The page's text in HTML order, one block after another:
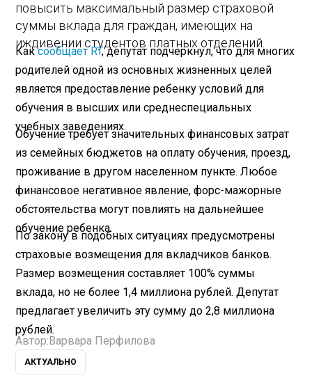
повысить максимальный размер страховой
суммы вклада для граждан, имеющих на
иждивении студентов платных отделений.
Каксообщает RT, депутат подчеркнул, что для многих
родителей одной из основных жизненных целей
является предоставление ребенку условий для
обучения в высших или среднеспециальных
учебных заведениях.
Обучение требует значительных финансовых затрат
из семейных бюджетов на оплату обучения, проезд,
проживание в другом населенном пункте. Любое
финансовое негативное явление, форс-мажорные
обстоятельства могут повлиять на дальнейшее
обучение ребенка.
По закону в подобных ситуациях предусмотрены
страховые возмещения для вкладчиков банков.
Размер возмещения составляет 100% суммы
вклада, но не более 1,4 миллиона рублей. Депутат
предлагает увеличить эту сумму до 2,8 миллиона
рублей.
Автор: Варвара Перфилова
АКТУАЛЬНО